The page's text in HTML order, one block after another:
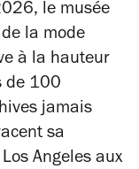
le musée
la mode
à la hauteur
de 100
jamais
sa
Angeles aux